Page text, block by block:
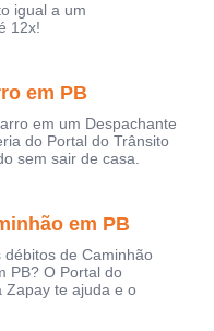
igual a um
12x!
em PB
em um Despachante
do Portal do Trânsito
sem sair de casa.
em PB
de Caminhão
PB? O Portal do
Zapay te ajuda e o